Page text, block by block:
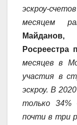
эскроу-
месяцем
Майданов,
Росреестра
месяцев в
участия в
эскроу. В
только 34%
почти в три